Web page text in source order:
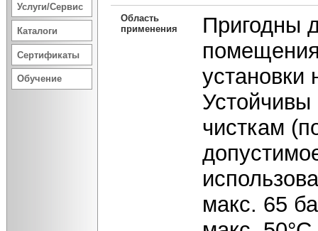
Услуги/Сервис
Каталоги
Сертификаты
Обучение
Область
применения
Пригодны
установки
Устойчивы
чисткам
макс. 65